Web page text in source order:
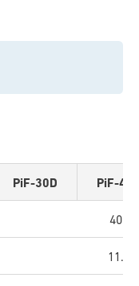
PiF-30D PiF-
400
11.5